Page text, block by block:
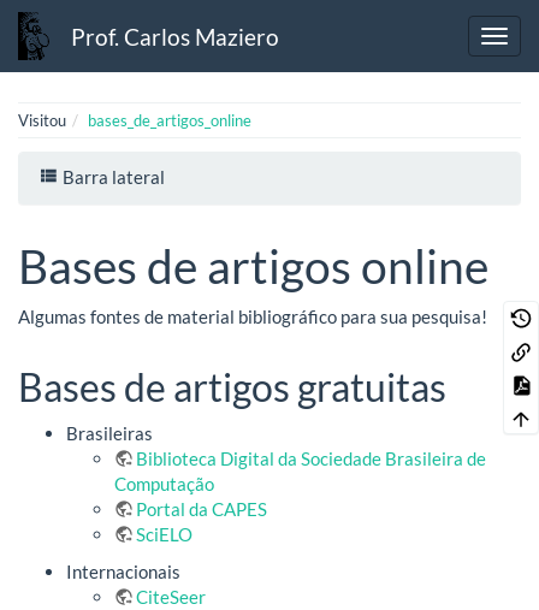
Prof. Carlos Maziero
Visitou bases_de_artigos_online
Barra lateral
Bases de artigos online
Algumas fontes de material bibliográfico para sua pesquisa!
Bases de artigos gratuitas
Brasileiras
Biblioteca Digital da Sociedade Brasileira de
Computação
Portal da CAPES
SciELO
Internacionais
CiteSeer